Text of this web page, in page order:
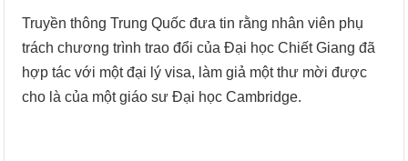
Truyền thông Trung Quốc đưa tin rằng nhân viên phụ
trách chương trình trao đổi của Đại học Chiết Giang đã
hợp tác với một đại lý visa, làm giả một thư mời được
cho là của một giáo sư Đại học Cambridge.